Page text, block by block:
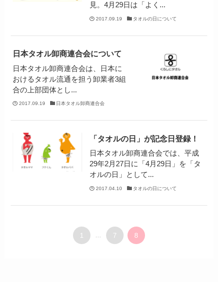
見。4月29日は「よく...
2017.09.19 タオルの日について
日本タオル卸商連合会について
日本タオル卸商連合会は、日本に
おけるタオル流通を担う卸業者3組
合の上部団体とし...
2017.09.19 日本タオル卸商連合会
「タオルの日」が記念日登録！
日本タオル卸商連合会では、平成
29年2月27日に「4月29日」を「タ
オルの日」として...
2017.04.10 タオルの日について
1 7 8